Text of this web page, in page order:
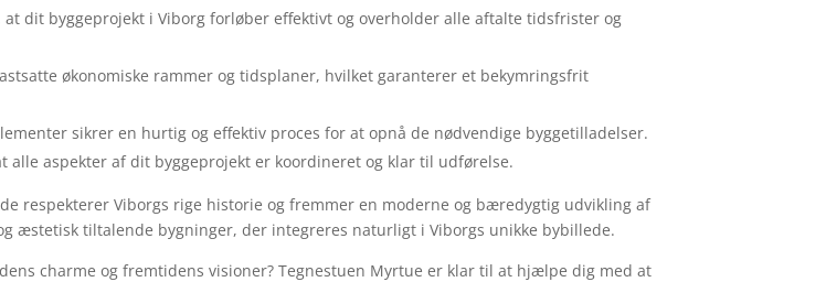
dit byggeprojekt i Viborg forløber effektivt og overholder alle aftalte tidsfrister og
økonomiske rammer og tidsplaner, hvilket garanterer et bekymringsfrit
sikrer en hurtig og effektiv proces for at opnå de nødvendige byggetilladelser.
alle aspekter af dit byggeprojekt er koordineret og klar til udførelse.
respekterer Viborgs rige historie og fremmer en moderne og bæredygtig udvikling af
æstetisk tiltalende bygninger, der integreres naturligt i Viborgs unikke bybillede.
charme og fremtidens visioner? Tegnestuen Myrtue er klar til at hjælpe dig med at